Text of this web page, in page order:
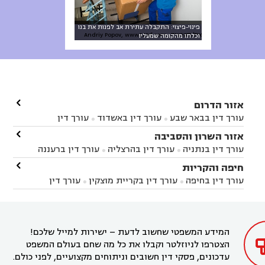
פינוי-פיצוי: התקבלה עתירת אב לפנות את בנו
וכלתו מהקומה שמעליו
אילוסטרציה: Andriy Popov, www.123rf.com
אזור הדרום
עורך דין בבאר שבע  עורך דין באשדוד 
עורך דין
באשקלון
עורך דין בבאר טוביה עורך דין בגן יבנה
עורך דין בניר הבנים עורך דין בערד
זיקים
עורך דין בנתיבות עורך דין בקרית מלאכי

אזור השרון והסביבה
עורך דין בנתניה  עורך דין בהרצליה  עורך דין ברעננה
עורך דין בחדרה עורך דין בכפר סבא
עורך דין בהוד
השרון
עורך דין באבן יהודה
עורך דין בחריש עורך דין בקיסריה עורך דין בקדימה

חיפה והקריות
עורך דין בחיפה  עורך דין בקריית מוצקין 
עורך דין
בקרית מוצקין
עורך דין בקריית אתא
עורך דין

המידע המשפטי שחשוב לדעת – ישירות למייל שלכם!
הצטרפו לניוזלטר וקבלו את כל מה שחם בעולם המשפט
עדכונים, פסקי דין חשובים וניתוחים מקצועיים, לפני כולם.